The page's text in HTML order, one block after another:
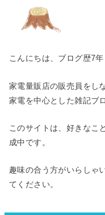
こんにちは、ブログ歴7
家電量販店の販売員をし
家電を中心とした雑記ブ
このサイトは、好きなこ
成中です。
趣味の合う方がいらしゃ
てください。